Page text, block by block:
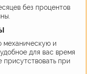
без процентов
механическую и
для вас время
при